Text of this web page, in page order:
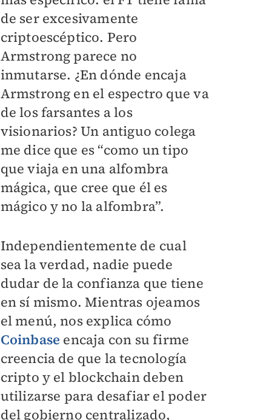
de ser excesivamente
criptoescéptico. Pero
Armstrong parece no
inmutarse. ¿En dónde encaja
Armstrong en el espectro que va
de los farsantes a los
visionarios? Un antiguo colega
me dice que es “como un tipo
que viaja en una alfombra
mágica, que cree que él es
mágico y no la alfombra”.
Independientemente de cual
sea la verdad, nadie puede
dudar de la confianza que tiene
en sí mismo. Mientras ojeamos
el menú, nos explica cómo
Coinbase encaja con su firme
creencia de que la tecnología
cripto y el blockchain deben
utilizarse para desafiar el poder
del gobierno centralizado,